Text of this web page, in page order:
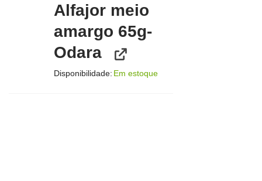
Alfajor meio
amargo 65g-
Odara
Disponibilidade: Em estoque